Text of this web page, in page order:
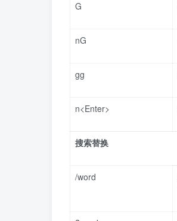
G
nG
gg
n<Enter>
搜索替换
/word